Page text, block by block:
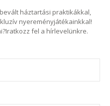
háztartási praktikákkal,
nyereményjátékainkkal!
fel a hírlevelünkre.